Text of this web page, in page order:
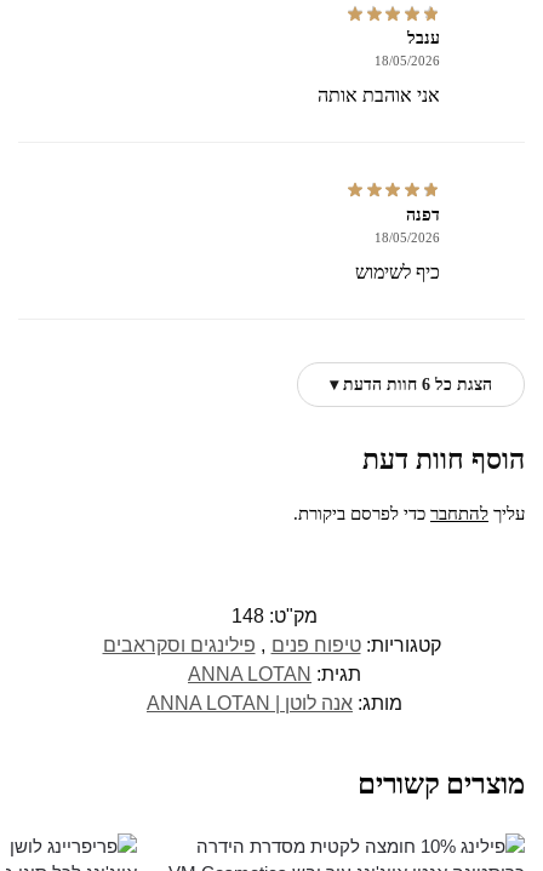
ענבל
18/05/2026
אני אוהבת אותה
דפנה
18/05/2026
כיף לשימוש
הצגת כל 6 חוות הדעת ▾
הוסף חוות דעת
עליך להתחבר כדי לפרסם ביקורת.
מק"ט: 148
קטגוריות:טיפוח פנים , פילינגים וסקראבים
תגית: ANNA LOTAN
מותג: אנה לוטן | ANNA LOTAN
מוצרים קשורים